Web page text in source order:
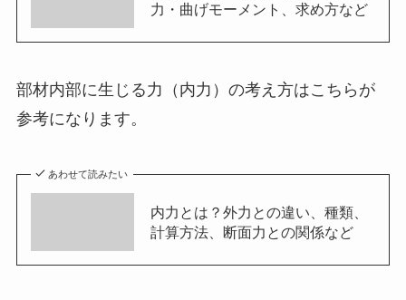
力・曲げモーメント、求め方など
部材内部に生じる力（内力）の考え方はこちらが
参考になります。
あわせて読みたい
内力とは？外力との違い、種類、
計算方法、断面力との関係など